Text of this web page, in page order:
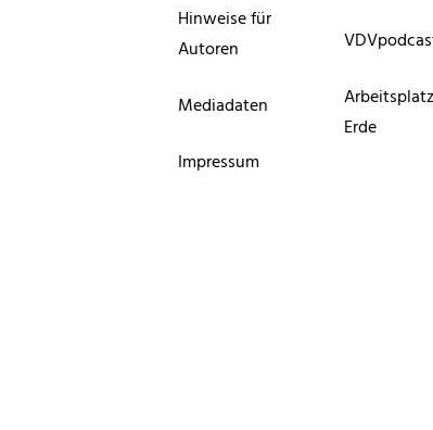
Hinweise für
Autoren
Mediadaten
Impressum
Erde